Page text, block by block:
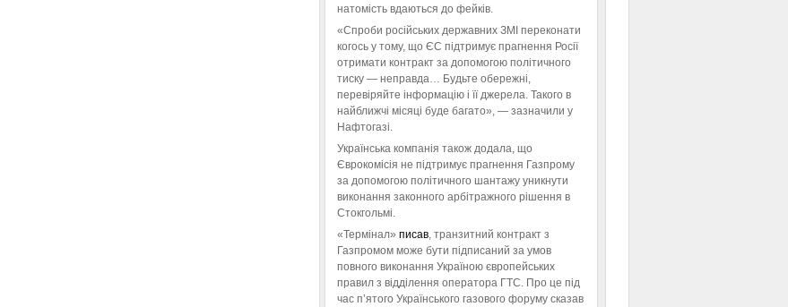
натомість вдаються до фейків.
«Спроби російських державних ЗМІ переконати
когось у тому, що ЄС підтримує прагнення Росії
отримати контракт за допомогою політичного
тиску — неправда… Будьте обережні,
перевіряйте інформацію і її джерела. Такого в
найближчі місяці буде багато», — зазначили у
Нафтогазі.
Українська компанія також додала, що
Єврокомісія не підтримує прагнення Газпрому
за допомогою політичного шантажу уникнути
виконання законного арбітражного рішення в
Стокгольмі.
«Термінал» писав, транзитний контракт з
Газпромом може бути підписаний за умов
повного виконання Україною європейських
правил з відділення оператора ГТС. Про це під
час п’ятого Українського газового форуму сказав